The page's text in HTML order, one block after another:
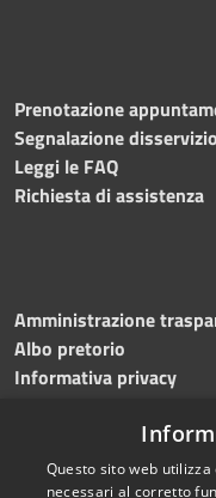
Prenotazione
Segnalazione disservizio
Leggi le FAQ
Richiesta di assistenza
Amministrazione
Albo pretorio
Informativa privacy
Dichiarazione di
Questo sito web
necessari al corretto